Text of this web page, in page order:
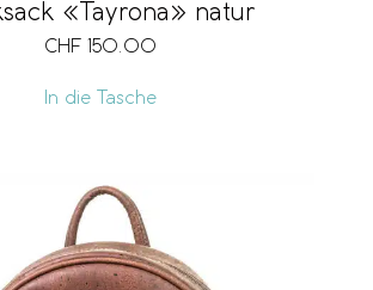
«Tayrona» natur
CHF 150.00
In die Tasche